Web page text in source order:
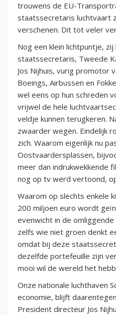
trouwens de EU-
staatssecretaris luchtvaart
verschenen. Dit tot veler
Nog een klein lichtpuntje,
staatssecretaris, Tweede
Jos Nijhuis, vurig promotor
Boeings, Airbussen en
wel eens op hun schreden
vrijwel de hele
veldje kunnen terugkeren.
zwaarder wegen. Eindelijk
zich. Waarom eigenlijk nu
Oostvaardersplassen,
meer dan indrukwekkende
nog op tv werd vertoond,
Waarom op slechts enkele
200 miljoen euro wordt
evenwicht in de
zelfs wie niet groen denkt
omdat bij deze
dezelfde portefeuille zijn
mooi wil de wereld het
Onze nationale luchthaven
economie, blijft
President directeur Jos